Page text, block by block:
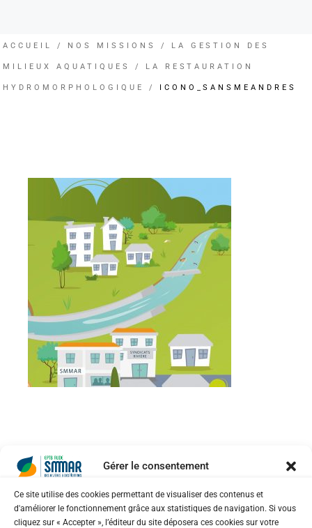
Gérer le consentement
Ce site utilise des cookies permettant de visualiser des contenus et
d'améliorer le fonctionnement grâce aux statistiques de navigation. Si vous
cliquez sur « Accepter », l’éditeur du site déposera ces cookies sur votre
ACCUEIL NOS MISSIONS LA GESTION DES
MILIEUX AQUATIQUES LA RESTAURATION
HYDROMORPHOLOGIQUE ICONO_SANSMEANDRES
Écrivez un commentaire